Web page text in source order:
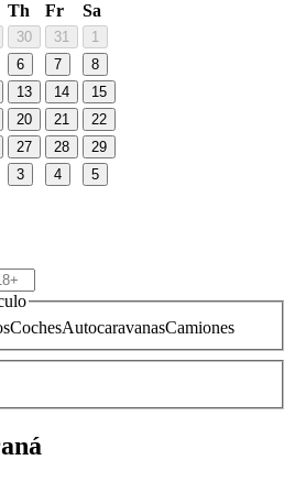
Th Fr Sa
30 31
1
6 7
8
13 14
15
20 21
22
27 28
29
3 4 5
CochesAutocaravanasCamiones